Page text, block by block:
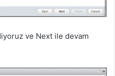
ve Next ile devam